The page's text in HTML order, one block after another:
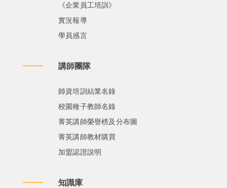
《企業員工培訓》
實況報導
學員感言
講師團隊
師資培訓結業名錄
校園種子教師名錄
菁英講師榮譽榜及分布圖
菁英講師教材購買
加盟認證說明
知識庫